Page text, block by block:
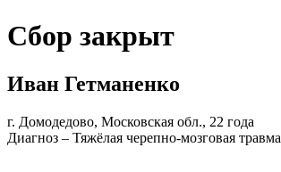
Сбор закрыт
Иван Гетманенко
г. Домодедово, Московская обл., 22 года
Диагноз – Тяжёлая черепно-мозговая травма